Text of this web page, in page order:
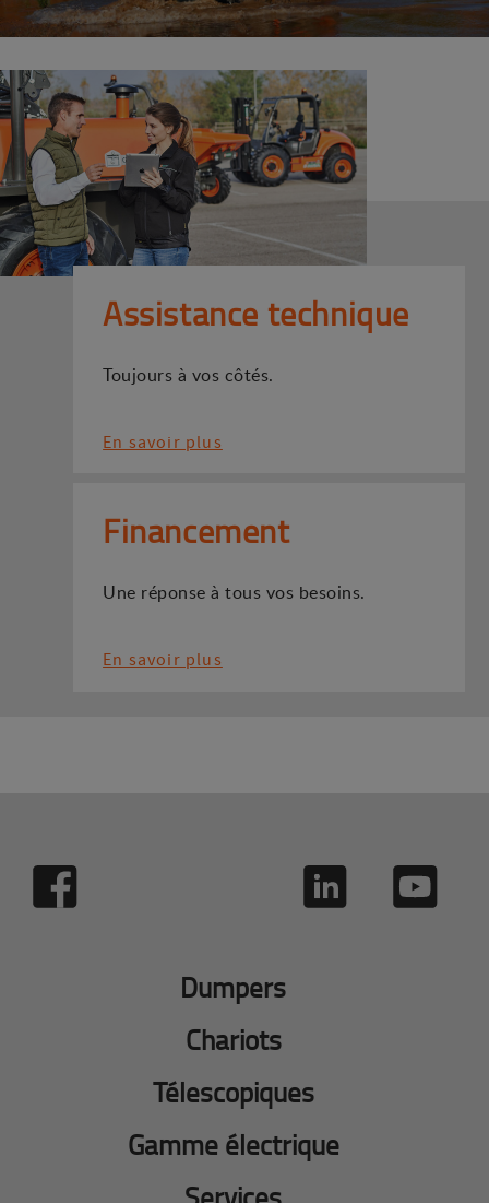
Assistance technique
Toujours à vos côtés.
En savoir plus
Financement
Une réponse à tous vos besoins.
En savoir plus
Dumpers
Chariots
Télescopiques
Gamme électrique